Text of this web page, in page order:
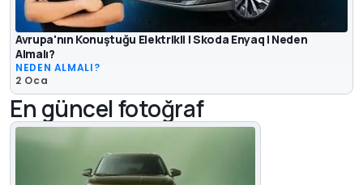
Avrupa'nın Konuştuğu Elektrikli | Skoda Enyaq | Neden
Almalı?
NEDEN ALMALI?
2 Oca
En güncel fotoğraf